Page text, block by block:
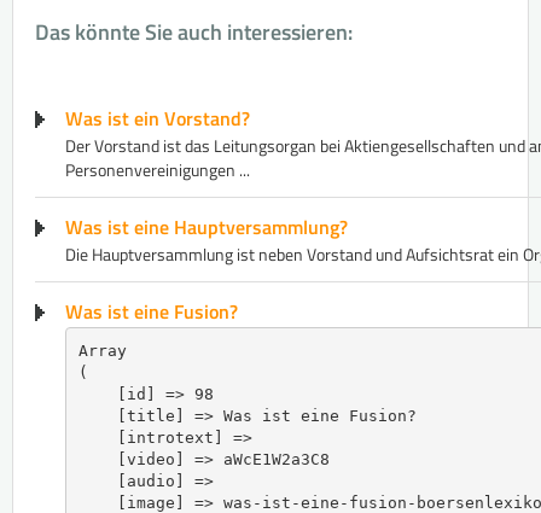
Das könnte Sie auch interessieren:
Was ist ein Vorstand?
Der Vorstand ist das Leitungsorgan bei ​Aktienges​ellschaften und
Personenvereinigungen ...
Was ist eine Hauptversammlung?
Die Hauptversammlung ist neben ​Vorst​and und Aufsichtsrat ein
Was ist eine Fusion?
Array
(
    [id] => 98
    [title] => Was ist eine Fusion?
    [introtext] =>
    [video] => aWcE1W2a3C8
    [audio] =>
[image] => was-ist-eine-fusion-